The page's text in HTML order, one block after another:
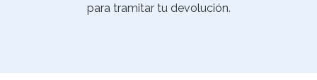
para tramitar tu devolución.